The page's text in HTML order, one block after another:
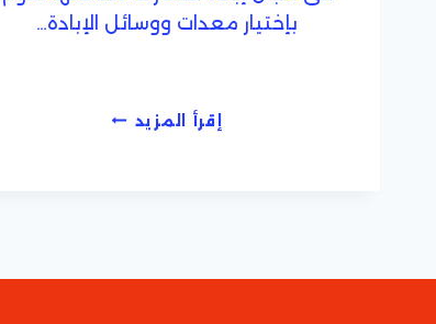
بإختيار معدات ووسائل الإبادة…
إقرأ المزيد شركة